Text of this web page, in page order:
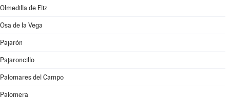
Olmedilla de Eliz
Osa de la Vega
Pajarón
Pajaroncillo
Palomares del Campo
Palomera